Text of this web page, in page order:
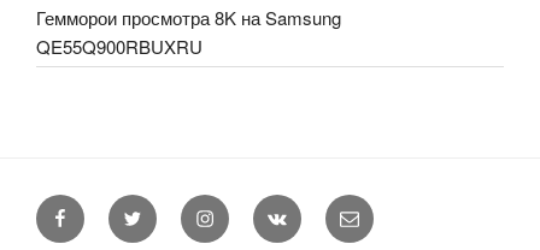
Гемморои просмотра 8K на Samsung
QE55Q900RBUXRU
FacebookTwitter InstagramVK
E-
mail